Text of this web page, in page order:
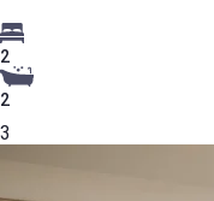
2
2
3